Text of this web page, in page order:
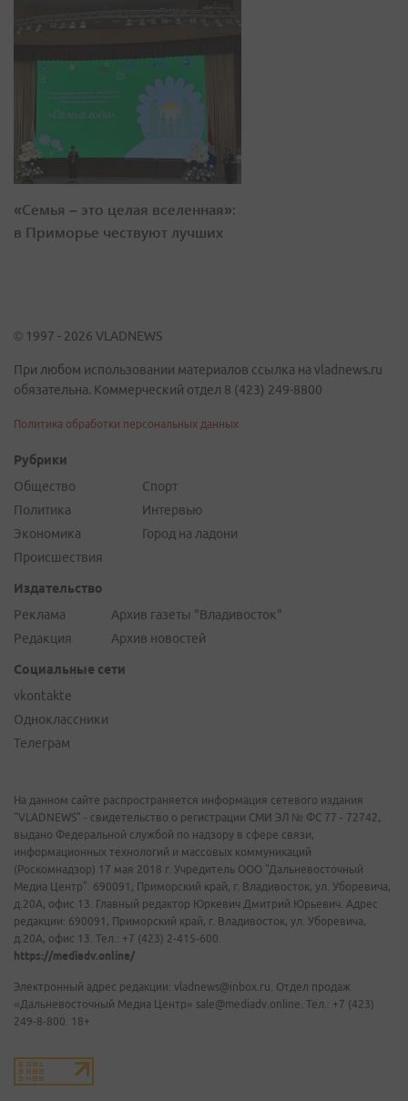
«Семья – это целая вселенная»:
в Приморье чествуют лучших
© 1997 - 2026 VLADNEWS
При любом использовании материалов ссылка на vladnews.ru
обязательна. Коммерческий отдел 8 (423) 249-8800
Политика обработки персональных данных
Рубрики
Общество
Политика
Экономика
Происшествия
Спорт
Интервью
Город на ладони
Издательство
Реклама
Редакция
Архив газеты "Владивосток"
Архив новостей
Социальные сети
vkontakte
Одноклассники
Телеграм
На данном сайте распространяется информация сетевого издания
"VLADNEWS" - свидетельство о регистрации СМИ ЭЛ № ФС 77 - 72742,
выдано Федеральной службой по надзору в сфере связи,
информационных технологий и массовых коммуникаций
(Роскомнадзор) 17 мая 2018 г. Учредитель ООО "Дальневосточный
Медиа Центр". 690091, Приморский край, г. Владивосток, ул. Уборевича,
д.20А, офис 13. Главный редактор Юркевич Дмитрий Юрьевич. Адрес
редакции: 690091, Приморский край, г. Владивосток, ул. Уборевича,
д.20А, офис 13. Тел.: +7 (423) 2-415-600.
https://mediadv.online/
Электронный адрес редакции: vladnews@inbox.ru. Отдел продаж
«Дальневосточный Медиа Центр» sale@mediadv.online. Тел.: +7 (423)
249-8-800. 18+